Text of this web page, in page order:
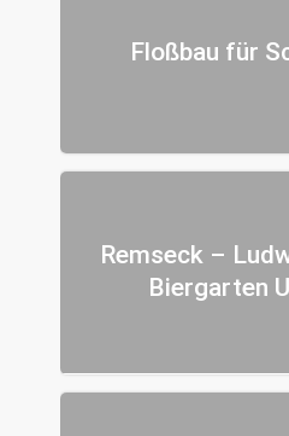
Floßbau für
Remseck –
Biergarten